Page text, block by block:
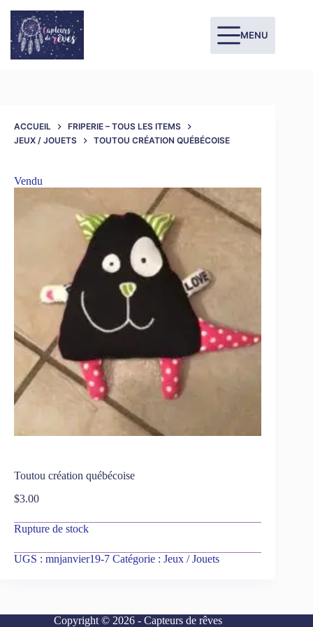
MENU
ACCUEIL
FRIPERIE – TOUS LES ITEMS
JEUX / JOUETS
TOUTOU CRÉATION QUÉBÉCOISE
Vendu
Toutou création québécoise
$3.00
Rupture de stock
UGS : mnjanvier19-7 Catégorie : Jeux / Jouets
Copyright © 2026 - Capteurs de rêves